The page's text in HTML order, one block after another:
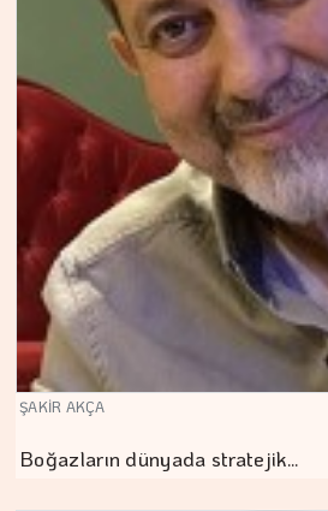
ŞAKİR AKÇA
Boğazların dünyada stratejik…